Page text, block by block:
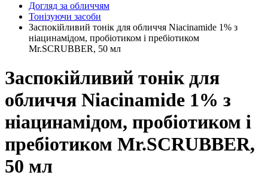
Догляд за обличчям
Тонізуючи засоби
Заспокійливий тонік для обличчя Niacinamide 1% з
ніацинамідом, пробіотиком і пребіотиком
Mr.SCRUBBER, 50 мл
Заспокійливий тонік для
обличчя Niacinamide 1% з
ніацинамідом, пробіотиком і
пребіотиком Mr.SCRUBBER,
50 мл